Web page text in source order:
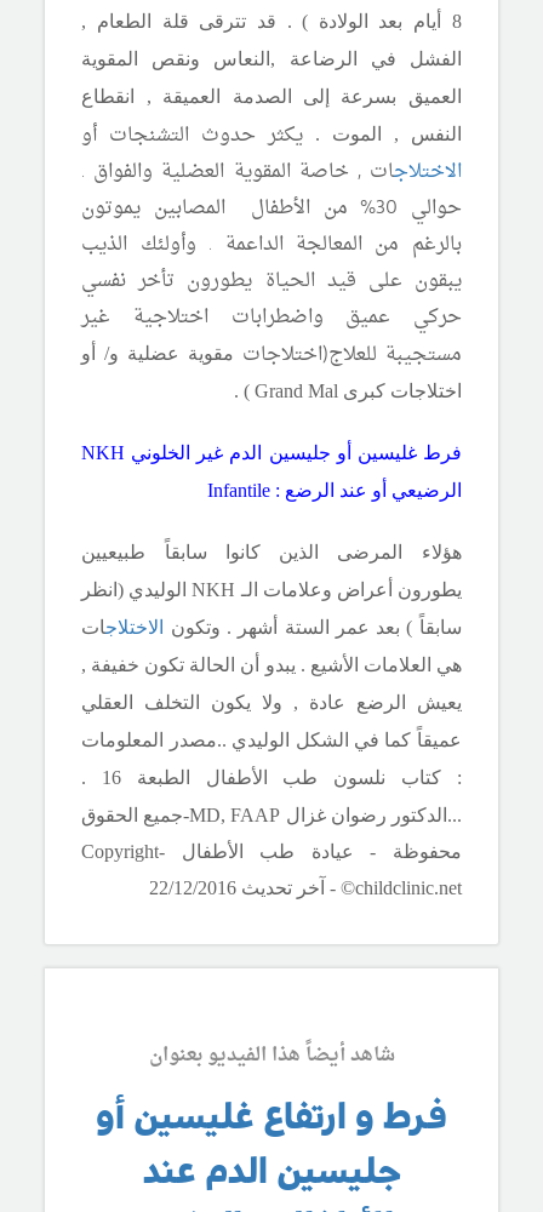
8 أيام بعد الولادة ) . قد تترقى قلة الطعام ,
الفشل في الرضاعة , النعاس ونقص المقوية
العميق بسرعة إلى الصدمة العميقة , انقطاع
النفس , الموت .
يكثر حدوث التشنجات أو
الاختلاجات , خاصة المقوية العضلية والفواق .
حوالي 30% من الأطفال المصابين يموتون
بالرغم من المعالجة الداعمة . وأولئك الذيب
يبقون على قيد الحياة يطورون تأخر نفسي
حركي عميق واضطرابات اختلاجية غير
مستجيبة للعلاج(اختلاجات مقوية عضلية و/
أو
اختلاجات كبرى Grand Mal
) .
فرط غليسين أو جليسين الدم غير الخلوني NKH
الرضيعي أو عند الرضع :Infantile
هؤلاء المرضى الذين كانوا سابقاً طبيعيين
يطورون أعراض وعلامات الـ NKH الوليدي (انظر
سابقاً ) بعد عمر الستة أشهر . وتكون
الاختلاجات
هي العلامات الأشيع . يبدو أن الحالة تكون خفيفة ,
يعيش الرضع عادة , ولا يكون التخلف العقلي
عميقاً كما في الشكل الوليدي ..مصدر المعلومات
: كتاب نلسون طب الأطفال الطبعة 16
.
.
..الدكتور رضوان غزال MD, FAAP-جميع الحقوق
محفوظة - عيادة طب الأطفال -Copyright
©childclinic.net - آخر تحديث 22/12/2016
شاهد أيضاً هذا الفيديو بعنوان
فرط و ارتفاع غليسين أو
جليسين الدم عند